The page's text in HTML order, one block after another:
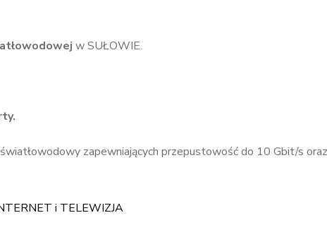
w SUŁOWIE.
zapewniających przepustowość do 10 Gbit/s
i TELEWIZJA